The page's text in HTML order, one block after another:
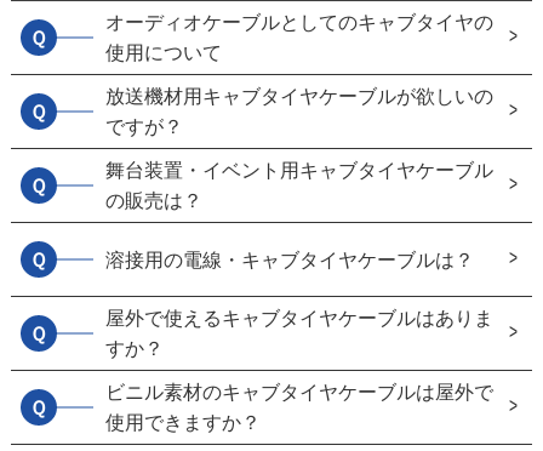
Ｑ
オーディオケーブルとしてのキャブタイヤの
使用について
Ｑ
放送機材用キャブタイヤケーブルが欲しいの
ですが？
Ｑ
舞台装置・イベント用キャブタイヤケーブル
の販売は？
Ｑ 溶接用の電線・キャブタイヤケーブルは？
Ｑ
屋外で使えるキャブタイヤケーブルはありま
すか？
Ｑ
ビニル素材のキャブタイヤケーブルは屋外で
使用できますか？